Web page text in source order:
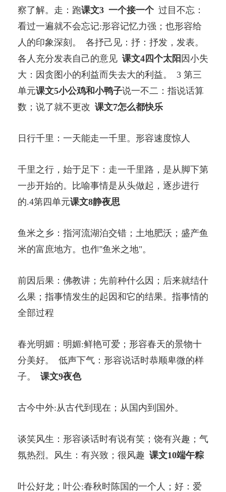
察了解。走：跑课文3 一个接一个 过目不忘：
看过一遍就不会忘记:形容记忆力强；也形容给
人的印象深刻。 各抒己见：抒：抒发，发表。
各人充分发表自己的意见 课文4四个太阳 因小失
大：因贪图小的利益而失去大的利益。 3 第三
单元课文5小公鸡和小鸭子说一不二：指说话算
数；说了就不更改 课文7怎么都快乐
日行千里：一天能走一千里。形容速度惊人
千里之行，始于足下：走一千里路，是从脚下第
一步开始的。比喻事情是从头做起，逐步进行
的.4第四单元课文8静夜思
鱼米之乡：指河流湖泊交错；土地肥沃；盛产鱼
米的富庶地方。也作''鱼米之地"。
前因后果：佛教讲；先前种什么因；后来就结什
么果；指事情发生的起因和它的结果。指事情的
全部过程
春光明媚：明媚:鲜艳可爱；形容春天的景物十
分美好。 低声下气：形容说话时恭顺卑微的样
子。 课文9夜色
古今中外:从古代到现在；从国内到国外。
谈笑风生：形容谈话时有说有笑；饶有兴趣；气
氛热烈。风生：有兴致；很风趣 课文10端午粽
叶公好龙；叶公:春秋时陈国的一个人；好：爱